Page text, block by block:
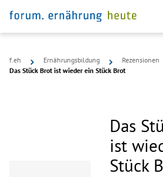
f.eh Ernährungsbildung
Rezensionen
Das Stück Brot ist wieder ein Stück Brot
Das
ist
Stück